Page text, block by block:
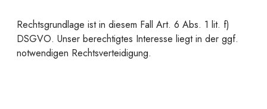
Rechtsgrundlage ist in diesem Fall Art. 6 Abs. 1 lit. f)
DSGVO. Unser berechtigtes Interesse liegt in der ggf.
notwendigen Rechtsverteidigung.